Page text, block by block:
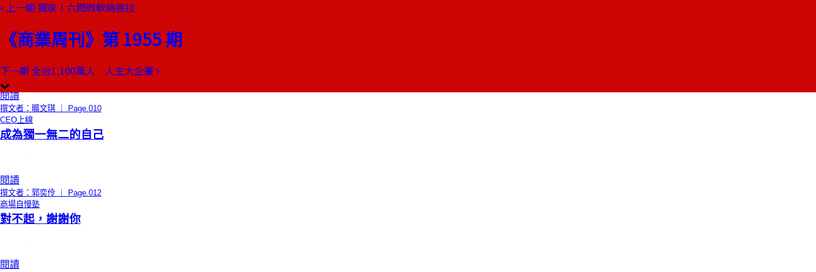
上一期 獨家！六問微軟納德拉
《商業周刊》第 1955 期
下一期 全台1,100萬人 人生大企畫
本期目錄
總編輯的話
因為你值了！
閱讀
撰文者：曠文琪 ｜ Page.010
CEO上線
成為獨一無二的自己
閱讀
撰文者：郭奕伶 ｜ Page.012
商場自慢塾
對不起，謝謝你
閱讀